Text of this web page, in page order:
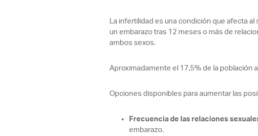
La infertilidad es una condición que afecta
un embarazo tras 12 meses o más de
ambos sexos.
Aproximadamente el 17,5% de la población
Opciones disponibles para aumentar las
Frecuencia de las relaciones
embarazo.